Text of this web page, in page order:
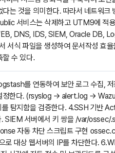
는 것을 의미한다. 따라서 네트워크
서비스는 삭제하고 UTM9에 적
DNS, IDS, SIEM, Oracle DB,
식 파일을 생성하여 문서작성 효
할 수 있다.
를 연동하여 보안 로그 수집, 저
정한다. (rsyslog → alert.log →
탐지함을 검증한다. 4.SSH 기반
SIEM 서버에서 키 쌍을 /var/ossec/
자동 차단 스크립트 구현
대상 웹서버의 IP를 차단한다.